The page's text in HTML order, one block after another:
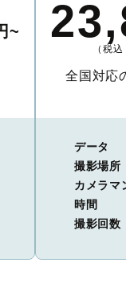
~
（税
全国対応
データ
撮影場所
カメラマ
時間
撮影回数